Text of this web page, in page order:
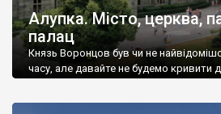
Алупка. Місто, церква,
палац
Князь Воронцов був чи не
часу, але давайте не будемо кривити